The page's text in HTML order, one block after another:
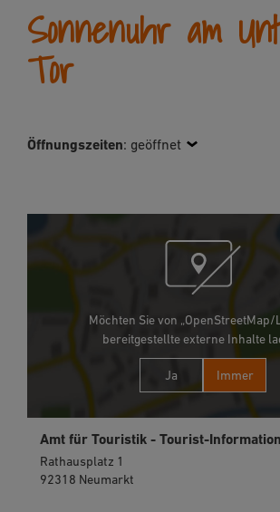
Sonnenuhr am
Tor
Öffnungszeiten: geöffnet
Möchten Sie von „OpenStreetMap/
bereitgestellte externe Inhalte
Ja Immer
Amt für Touristik - Tourist-Information
Rathausplatz 1
92318 Neumarkt